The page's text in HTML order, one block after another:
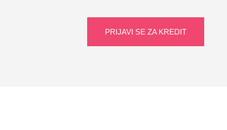
PRIJAVI SE ZA KREDIT